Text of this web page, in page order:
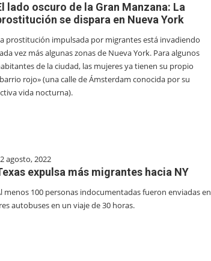
lado oscuro de la Gran Manzana: La
se dispara en Nueva York
prostitución impulsada por migrantes está invadiendo
vez más algunas zonas de Nueva York. Para algunos
de la ciudad, las mujeres ya tienen su propio
rojo» (una calle de Ámsterdam conocida por su
vida nocturna).
agosto, 2022
expulsa más migrantes hacia NY
menos 100 personas indocumentadas fueron enviadas en
autobuses en un viaje de 30 horas.